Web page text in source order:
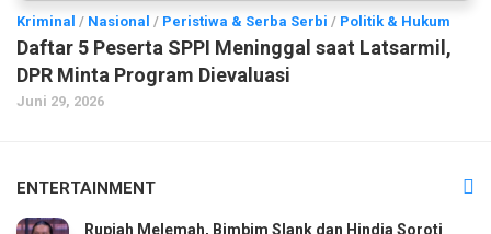
Kriminal / Nasional / Peristiwa & Serba Serbi / Politik & Hukum
Daftar 5 Peserta SPPI Meninggal saat Latsarmil,
DPR Minta Program Dievaluasi
Juni 29, 2026
ENTERTAINMENT
Rupiah Melemah, Bimbim Slank dan Hindia Soroti